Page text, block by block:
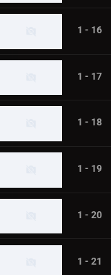
1 - 16
1 - 17
1 - 18
1 - 19
1 - 20
1 - 21